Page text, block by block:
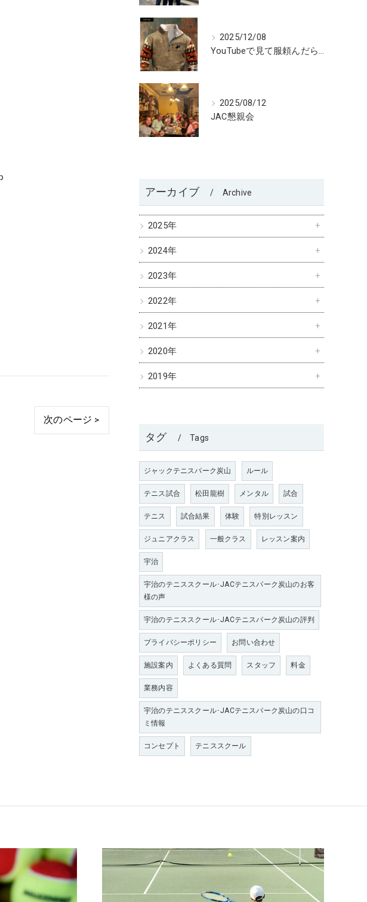
次のページ >
2025/12/08
YouTubeで見て服頼んだら😅
2025/08/12
JAC懇親会
アーカイブ Archive
2025年
2024年
2023年
2022年
2021年
2020年
2019年
タグ Tags
ジャックテニスパーク炭山 ルール
テニス試合 松田龍樹 メンタル 試合
テニス 試合結果 体験 特別レッスン
ジュニアクラス 一般クラス レッスン案内
宇治
宇治のテニススクール･JACテニスパーク炭山のお客
様の声
宇治のテニススクール･JACテニスパーク炭山の評判
プライバシーポリシー お問い合わせ
施設案内 よくある質問 スタッフ 料金
業務内容
宇治のテニススクール･JACテニスパーク炭山の口コ
ミ情報
コンセプト テニススクール